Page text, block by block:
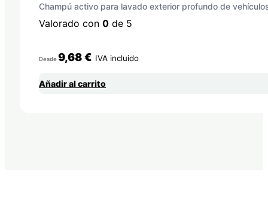
Champú activo para lavado exterior profundo de
Valorado con 0 de 5
Desde9,68€ IVA incluido
Añadir al carrito